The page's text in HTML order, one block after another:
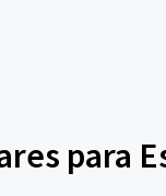
para